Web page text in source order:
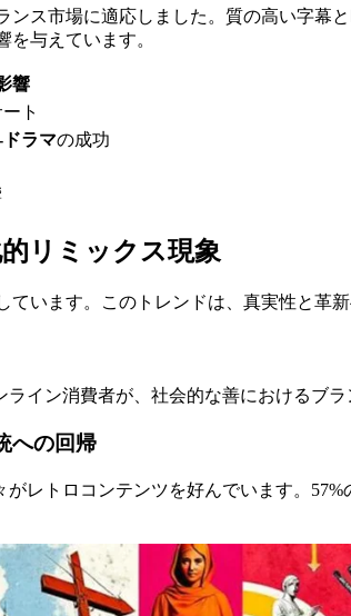
ンス市場に適応しました。質の高い字幕
を与えています。
響
ト
ラマの成功
リミックス現象
ています。このトレンドは、真実性と革
ライン消費者が、社会的な善におけるブ
への回帰
がレトロコンテンツを好んでいます。57%